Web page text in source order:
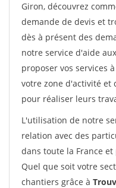
Giron, découvrez
demande de devis et
dès à présent des
notre service d'aide
proposer vos services
votre zone d'activité
pour réaliser leurs
L'utilisation de notre
relation avec des
dans toute la France
Quel que soit votre
chantiers grâce à